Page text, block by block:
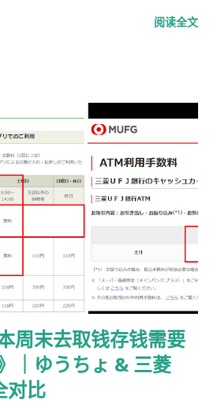
件 选择 邮送方式领取新在留卡 需要自
） 👉
content/930002833.pdf 打印后
编号 右下角： 本人姓名 在指定的「収
日元的收入印纸 可以是 两张或多
日元适用于： 2025 年 4 月 1 日以
资格变更申请 ② 准备回邮用【レター
：レターパックライト（430 日元）
ラス（更稳，但非强制） 回邮用 レター
人地址” 可写：本人住址 或 公司地址 不
做法） 📌 官方邮件只写「レターパッ
，也没有写必须本人签收 。 ③ 用【简
3 样东西一起放入一个 A4 用信封 ：
当前持有的在留卡 正本 回邮用 レタ
求： 角2 或 角4 都可以 两者都能放 A4
阅读全文
周末去取钱存钱需要
｜ゆうちょ & 三菱
对比